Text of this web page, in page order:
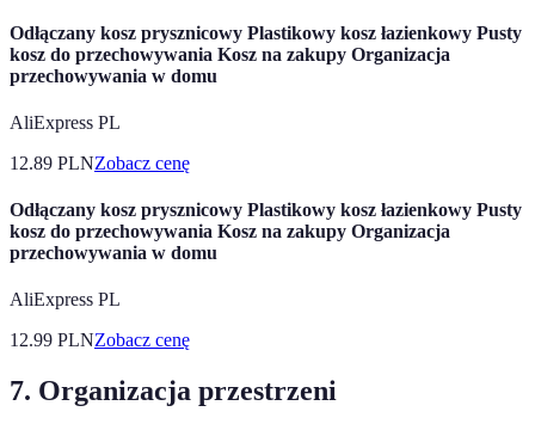
Odłączany kosz prysznicowy Plastikowy kosz łazienkowy Pusty
kosz do przechowywania Kosz na zakupy Organizacja
przechowywania w domu
AliExpress PL
12.89 PLNZobacz cenę
Odłączany kosz prysznicowy Plastikowy kosz łazienkowy Pusty
kosz do przechowywania Kosz na zakupy Organizacja
przechowywania w domu
AliExpress PL
12.99 PLNZobacz cenę
7. Organizacja przestrzeni